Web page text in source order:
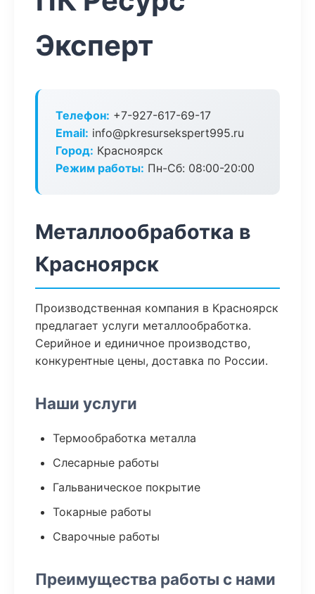
Эксперт
Телефон: +7-927-617-69-17
Email: info@pkresursekspert995.ru
Город: Красноярск
Режим работы: Пн-Сб: 08:00-20:00
Металлообработка в
Красноярск
Производственная компания в Красноярск
предлагает услуги металлообработка.
Серийное и единичное производство,
конкурентные цены, доставка по России.
Наши услуги
Термообработка металла
Слесарные работы
Гальваническое покрытие
Токарные работы
Сварочные работы
Преимущества работы с нами